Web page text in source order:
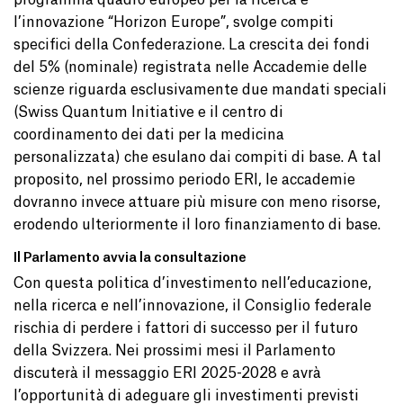
l’innovazione “Horizon Europe”, svolge compiti
specifici della Confederazione. La crescita dei fondi
del 5% (nominale) registrata nelle Accademie delle
scienze riguarda esclusivamente due mandati speciali
(Swiss Quantum Initiative e il centro di
coordinamento dei dati per la medicina
personalizzata) che esulano dai compiti di base. A tal
proposito, nel prossimo periodo ERI, le accademie
dovranno invece attuare più misure con meno risorse,
erodendo ulteriormente il loro finanziamento di base.
Il Parlamento avvia la consultazione
Con questa politica d’investimento nell’educazione,
nella ricerca e nell’innovazione, il Consiglio federale
rischia di perdere i fattori di successo per il futuro
della Svizzera. Nei prossimi mesi il Parlamento
discuterà il messaggio ERI 2025-2028 e avrà
l’opportunità di adeguare gli investimenti previsti